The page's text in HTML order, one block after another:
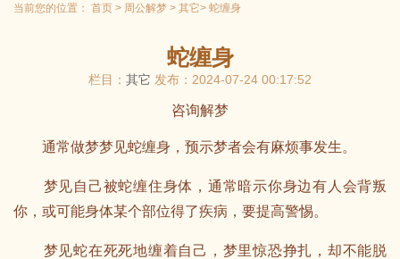
当前您的位置： 首页 > 周公解梦 > 其它> 蛇缠身
蛇缠身
栏目： 其它 发布：2024-07-24 00:17:52
咨询解梦
通常做梦梦见蛇缠身，预示梦者会有麻烦事发生。
梦见自己被蛇缠住身体，通常暗示你身边有人会背叛
你，或可能身体某个部位得了疾病，要提高警惕。
梦见蛇在死死地缠着自己，梦里惊恐挣扎，却不能脱